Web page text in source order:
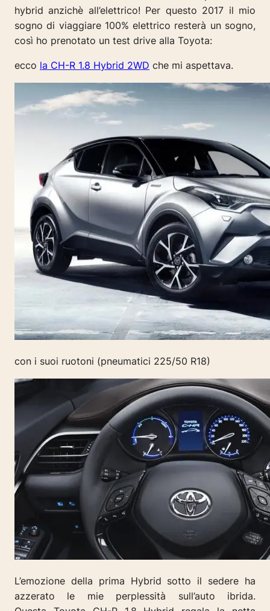
hybrid anzichè all’elettrico! Per questo 2017 il mio
sogno di viaggiare 100% elettrico resterà un sogno,
così ho prenotato un test drive alla Toyota:
ecco la CH-R 1.8 Hybrid 2WD che mi aspettava.
con i suoi ruotoni (pneumatici 225/50 R18)
L’emozione della prima Hybrid sotto il sedere ha
azzerato le mie perplessità sull’auto ibrida.